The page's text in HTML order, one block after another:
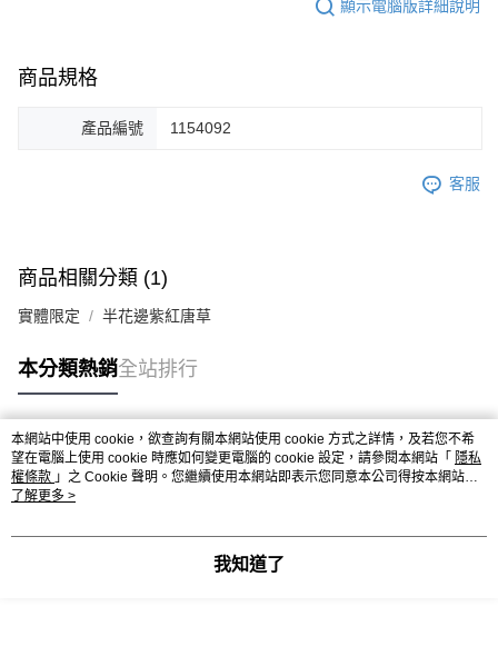
顯示電腦版詳細說明
商品規格
產品編號 1154092
客服
商品相關分類 (1)
實體限定 半花邊紫紅唐草
本分類熱銷全站排行
熱門標籤
本網站中使用 cookie，欲查詢有關本網站使用 cookie 方式之詳情，及若您不希
望在電腦上使用 cookie 時應如何變更電腦的 cookie 設定，請參閱本網站「 隱私
權條款 」之 Cookie 聲明。您繼續使用本網站即表示您同意本公司得按本網站使
用條款之 Cookie 聲明使用 cookie。
了解更多 >
我知道了